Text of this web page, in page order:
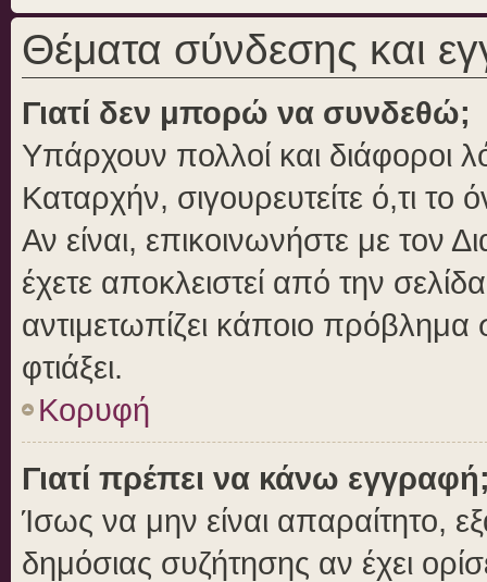
Θέματα σύνδεσης και
Γιατί δεν μπορώ να συνδεθώ;
Υπάρχουν πολλοί και διάφοροι
Καταρχήν, σιγουρευτείτε ό,τι
Αν είναι, επικοινωνήστε με τον
έχετε αποκλειστεί από την
αντιμετωπίζει κάποιο πρόβλημα
φτιάξει.
Κορυφή
Γιατί πρέπει να κάνω
Ίσως να μην είναι απαραίτητο,
δημόσιας συζήτησης αν έχει